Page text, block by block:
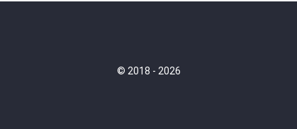
© 2018 - 2026